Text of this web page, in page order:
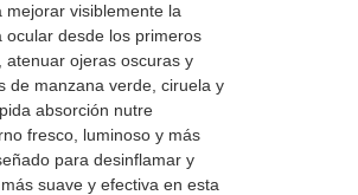
visiblemente la
desde los primeros
atenuar ojeras oscuras y
de manzana verde, ciruela y
absorción nutre
fresco, luminoso y más
para desinflamar y
suave y efectiva en esta